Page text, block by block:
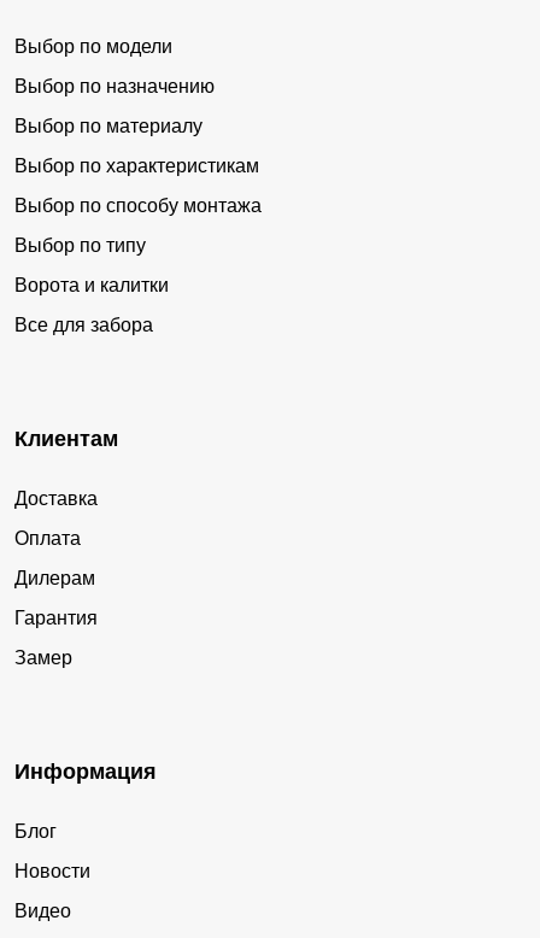
Выбор по модели
Выбор по назначению
Выбор по материалу
Выбор по характеристикам
Выбор по способу монтажа
Выбор по типу
Ворота и калитки
Все для забора
Клиентам
Доставка
Оплата
Дилерам
Гарантия
Замер
Информация
Блог
Новости
Видео